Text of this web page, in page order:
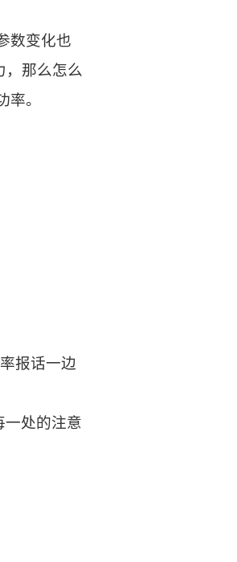
数变化也
，那么怎么
。
报话一边
一处的注意